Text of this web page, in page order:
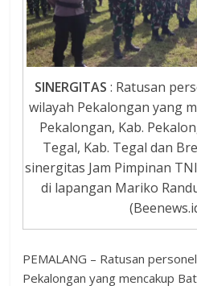
SINERGITAS : Ratusan
wilayah Pekalongan yang
Pekalongan, Kab.
Tegal, Kab. Tegal dan
sinergitas Jam Pimpinan
di lapangan Mariko
PEMALANG – Ratusan
Pekalongan yang mencakup